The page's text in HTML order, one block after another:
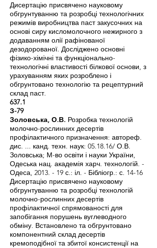
Дисертацію присвячено науковому
обгрунтуванню та розробці технологічних
режимів виробництва паст закусочних на
основі сиру кисломолочного нежирного з
додаванням олії рафінованої
дезодорованої. Досліджено основні
фізико-хімічні та функціонально-
технологічні властивості білкової основи, з
урахуванням яких розроблено і
обгрунтовано технологію та рецептурний
склад паст.
637.1
З-79
Золовська, О.В. Розробка технологій
молочно-рослинних десертів
профілактичного призначення: автореф.
дис. ... канд. техн. наук: 05.18.16/ О.В.
Золовська; М-во освіти і науки України,
Одеська нац. академія харч. технологій. -
Одеса, 2013. - 19 с.: іл. - Бібліогр.: с. 14-16
Дисертацію присвячено науковому
обгрунтуванню та розробці технологій
молочно-рослинних десертів
профілактичної спрямованості для
запобігання порушень вуглеводного
обміну. Встановлено та обгрунтовано
компонентний склад десертів
кремоподібної та збитої консистенції на